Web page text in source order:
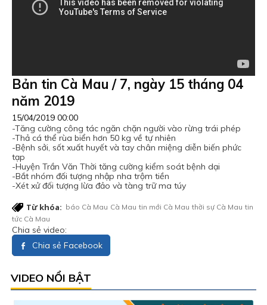
Bản tin Cà Mau / 7, ngày 15 tháng 04
năm 2019
15/04/2019 00:00
-Tăng cường công tác ngăn chặn người vào rừng trái phép
-Thả cá thể rùa biển hơn 50 kg về tự nhiên
-Bệnh sởi, sốt xuất huyết và tay chân miệng diễn biến phức
tạp
-Huyện Trần Văn Thời tăng cường kiểm soát bệnh dại
-Bắt nhóm đối tượng nhập nha trộm tiền
-Xét xử đối tượng lừa đảo và tàng trữ ma túy
Từ khóa: báo Cà Mau Cà Mau tin mới Cà Mau thời sự Cà Mau tin
tức Cà Mau
Chia sẻ video:
Chia sẻ Facebook
VIDEO NỔI BẬT